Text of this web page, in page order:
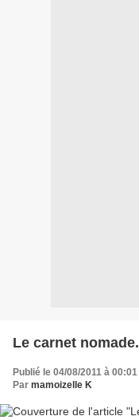
Le carnet nomade.
Publié le 04/08/2011 à 00:01
Par mamoizelle K